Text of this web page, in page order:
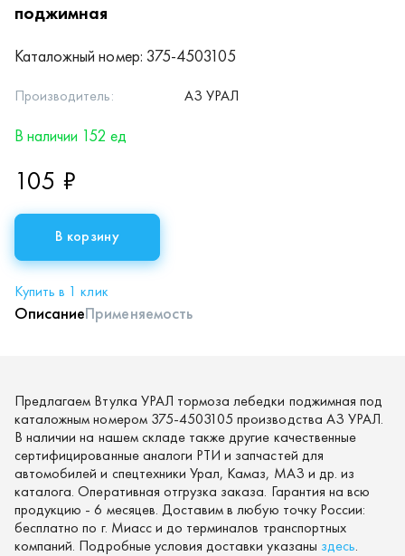
поджимная
Каталожный номер: 375-4503105
Производитель: АЗ УРАЛ
В наличии 152 ед
105 ₽
В корзину
Купить в 1 клик
ОписаниеПрименяемость
Предлагаем Втулка УРАЛ тормоза лебедки поджимная под
каталожным номером 375-4503105 производства АЗ УРАЛ.
В наличии на нашем складе также другие качественные
сертифицированные аналоги РТИ и запчастей для
автомобилей и спецтехники Урал, Камаз, МАЗ и др. из
каталога. Оперативная отгрузка заказа. Гарантия на всю
продукцию - 6 месяцев. Доставим в любую точку России:
бесплатно по г. Миасс и до терминалов транспортных
компаний. Подробные условия доставки указаны здесь.